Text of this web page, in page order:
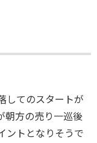
してのスタートが
朝方の売り一巡後
ントとなりそうで